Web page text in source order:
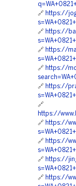
🔗 https://
🔗 https://
🔗 https://
🔗 https://
🔗 https://
🔗
https://
🔗 https://
🔗 https://
🔗 https://
🔗 https://